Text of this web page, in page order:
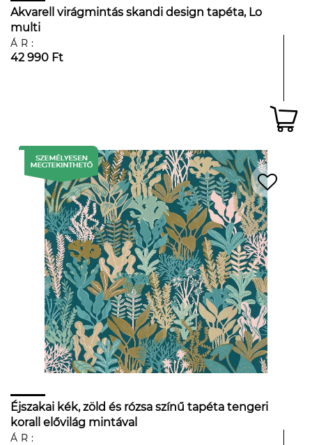
Akvarell virágmintás skandi design tapéta, Lo
multi
ÁR:
42 990 Ft
Éjszakai kék, zöld és rózsa színű tapéta tengeri
korall elővilág mintával
ÁR: